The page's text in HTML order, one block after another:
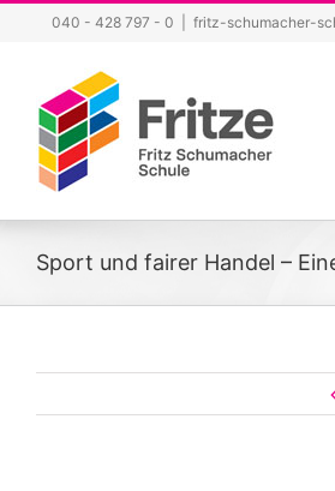
springen
040 - 428 797 - 0 fritz-schumacher-
Sport und fairer Handel –